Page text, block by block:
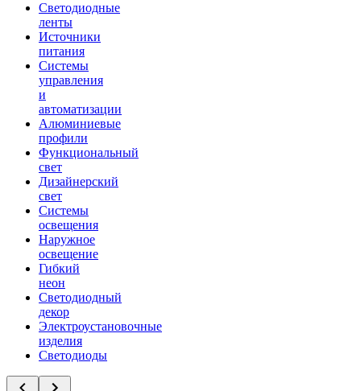
Светодиодные
ленты
Источники
питания
Системы
управления
и
автоматизации
Алюминиевые
профили
Функциональный
свет
Дизайнерский
свет
Системы
освещения
Наружное
освещение
Гибкий
неон
Светодиодный
декор
Электроустановочные
изделия
Светодиоды